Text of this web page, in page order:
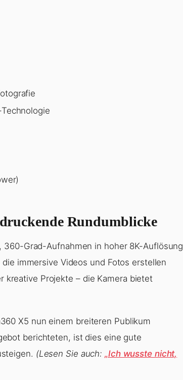
Rundumblicke
Grad-Aufnahmen in hoher 8K-Auflösung
immersive Videos und Fotos erstellen
kreative Projekte – die Kamera bietet
X5 nun einem breiteren Publikum
berichteten, ist dies eine gute
(Lesen Sie auch:„Ich wusste nicht,